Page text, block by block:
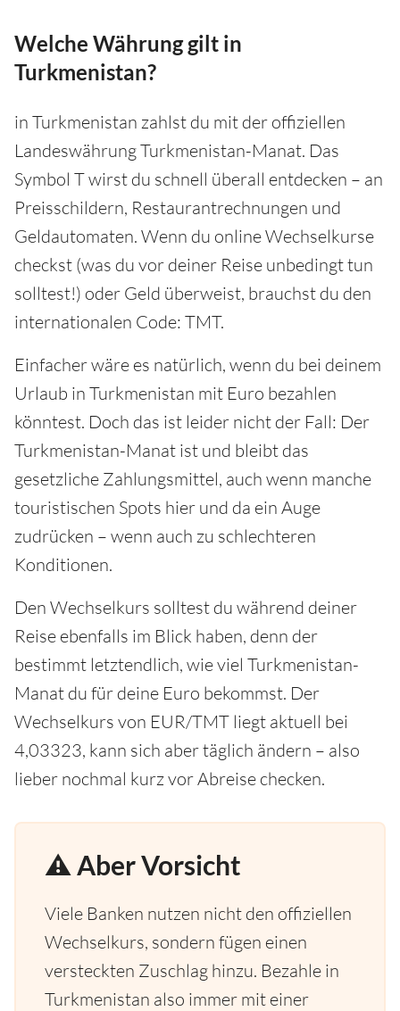
Welche Währung gilt in
Turkmenistan?
in Turkmenistan zahlst du mit der offiziellen
Landeswährung Turkmenistan-Manat. Das
Symbol T wirst du schnell überall entdecken – an
Preisschildern, Restaurantrechnungen und
Geldautomaten. Wenn du online Wechselkurse
checkst (was du vor deiner Reise unbedingt tun
solltest!) oder Geld überweist, brauchst du den
internationalen Code: TMT.
Einfacher wäre es natürlich, wenn du bei deinem
Urlaub in Turkmenistan mit Euro bezahlen
könntest. Doch das ist leider nicht der Fall: Der
Turkmenistan-Manat ist und bleibt das
gesetzliche Zahlungsmittel, auch wenn manche
touristischen Spots hier und da ein Auge
zudrücken – wenn auch zu schlechteren
Konditionen.
Den Wechselkurs solltest du während deiner
Reise ebenfalls im Blick haben, denn der
bestimmt letztendlich, wie viel Turkmenistan-
Manat du für deine Euro bekommst. Der
Wechselkurs von EUR/TMT liegt aktuell bei
4,03323, kann sich aber täglich ändern – also
lieber nochmal kurz vor Abreise checken.
⚠️ Aber Vorsicht
Viele Banken nutzen nicht den offiziellen
Wechselkurs, sondern fügen einen
versteckten Zuschlag hinzu. Bezahle in
Turkmenistan also immer mit einer